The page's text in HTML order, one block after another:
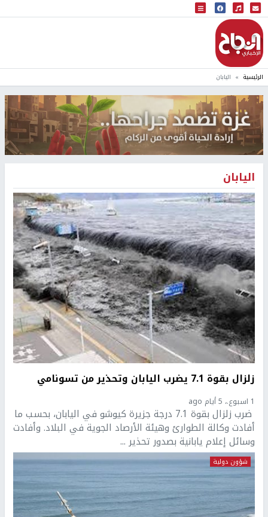
البث المباشر
إذاعة النجاح
الرئيسية اليابان
اليابان
زلزال بقوة 7.1 يضرب اليابان وتحذير من تسونامي
1 اسبوع.، 5 أيام ago
ضرب زلزال بقوة 7.1 درجة جزيرة كيوشو في اليابان، بحسب ما
أفادت وكالة الطوارئ وهيئة الأرصاد الجوية في البلاد. وأفادت
وسائل إعلام يابانية بصدور تحذير ...
شؤون دولية